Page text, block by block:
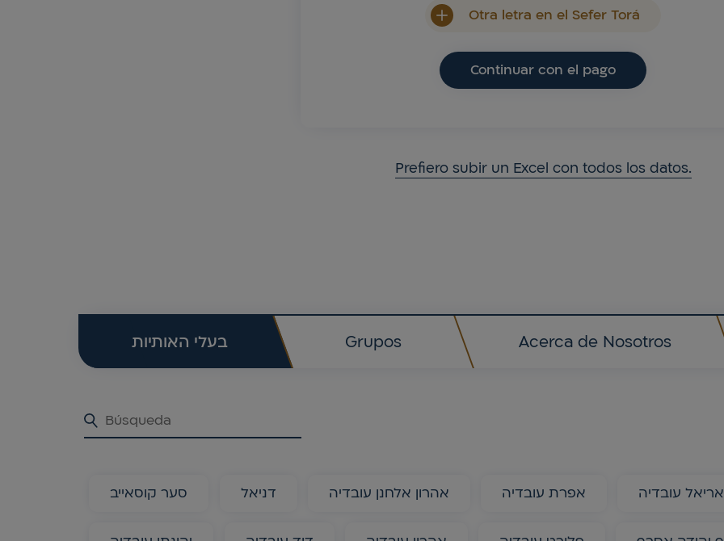
Otra letra en el Sefer Torá
Continuar con el pago
Prefiero subir un Excel con todos los datos.
בעלי האותיות Grupos Acerca de Nosotros
סער קוסאייב דניאל אהרון אלחנן עובדיה אפרת עובדיה אריאל עובדיה